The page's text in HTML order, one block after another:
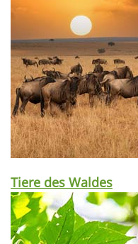
Tiere des Waldes